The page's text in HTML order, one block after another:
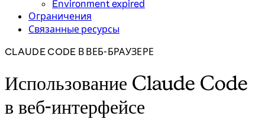
Environment expired
Ограничения
Связанные ресурсы
CLAUDE CODE В ВЕБ-БРАУЗЕРЕ
Использование Claude Code
в веб-интерфейсе